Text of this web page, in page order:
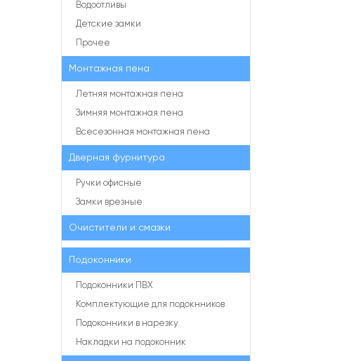
Водоотливы
Детские замки
Прочее
Монтажная пена
Летняя монтажная пена
Зимняя монтажная пена
Всесезонная монтажная пена
Дверная фурнитура
Ручки офисные
Замки врезные
Очистители и смазки
Подоконники
Подоконники ПВХ
Комплектующие для подокнников
Подоконники в нарезку
Накладки на подоконник